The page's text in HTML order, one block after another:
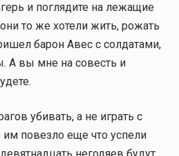
и поглядите на лежащие
то же хотели жить, рожать
барон Авес с солдатами,
А вы мне на совесть и
убивать, а не играть с
повезло еще что успели